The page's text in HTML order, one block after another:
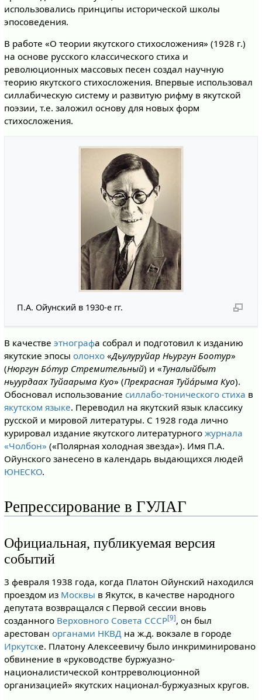
использовались принципы исторической школы
эпосоведения.
В работе «О теории якутского стихосложения» (1928 г.)
на основе русского классического стиха и
революционных массовых песен создал научную
теорию якутского стихосложения. Впервые использовал
силлабическую систему и развитую рифму в якутской
поэзии, т.е. заложил основу для новых форм
стихосложения.
П.А. Ойунский в 1930-е гг.
В качестве этнографа собрал и подготовил к изданию
якутские эпосы олонхо«Дьулуруйар Ньургун Боотур»
(Нюргун Бо́тур Стремительный) и «Туналыйбыт
ньуурдаах Туйаарыма Куо» (Прекрасная Туйа́рыма Куо).
Обосновал использование силлабо-тонического стиха в
якутском языке. Переводил на якутский язык классику
русской и мировой литературы. С 1928 года лично
курировал издание якутского литературного журнала
«Чолбон» («Полярная холодная звезда»). Имя П.А.
Ойунского занесено в календарь выдающихся людей
ЮНЕСКО.
Репрессирование в ГУЛАГ
Официальная, публикуемая версия
событий
3 февраля 1938 года, когда Платон Ойунский находился
проездом из Москвы в Якутск, в качестве народного
депутата возвращался с Первой сессии вновь
созданного Верховного Совета СССР[9], он был
арестован органами НКВД на ж.д. вокзале в городе
Иркутске. Платону Алексеевичу было инкриминировано
обвинение в «руководстве буржуазно-
националистической контрреволюционной
организацией» якутских национал-буржуазных кругов.